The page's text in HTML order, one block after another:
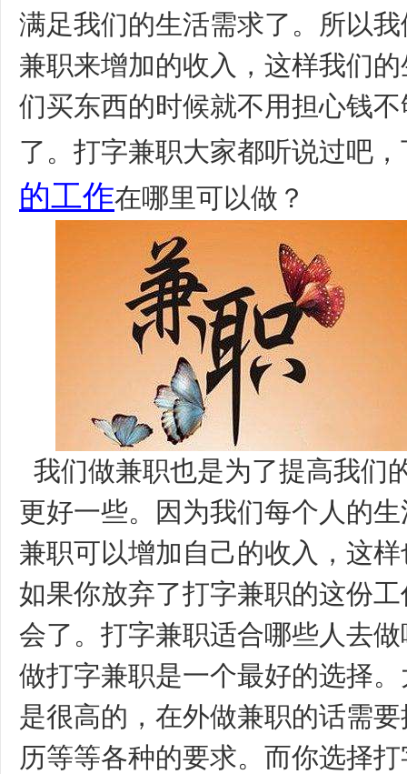
满足我们的生活需求了。所以
兼职来增加的收入，这样我们
们买东西的时候就不用担心钱
了。打字兼职大家都听说过吧
的工作在哪里可以做？
我们做兼职也是为了提高我们
更好一些。因为我们每个人的
兼职可以增加自己的收入，这
如果你放弃了打字兼职的这份
会了。打字兼职适合哪些人去
做打字兼职是一个最好的选择
是很高的，在外做兼职的话需
历等等各种的要求。而你选择